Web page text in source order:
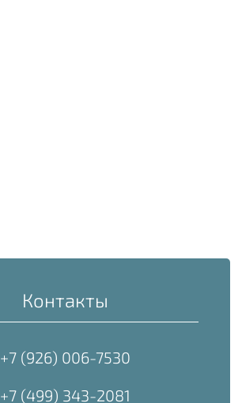
Контакты
+7 (926) 006-7530
+7 (499) 343-2081